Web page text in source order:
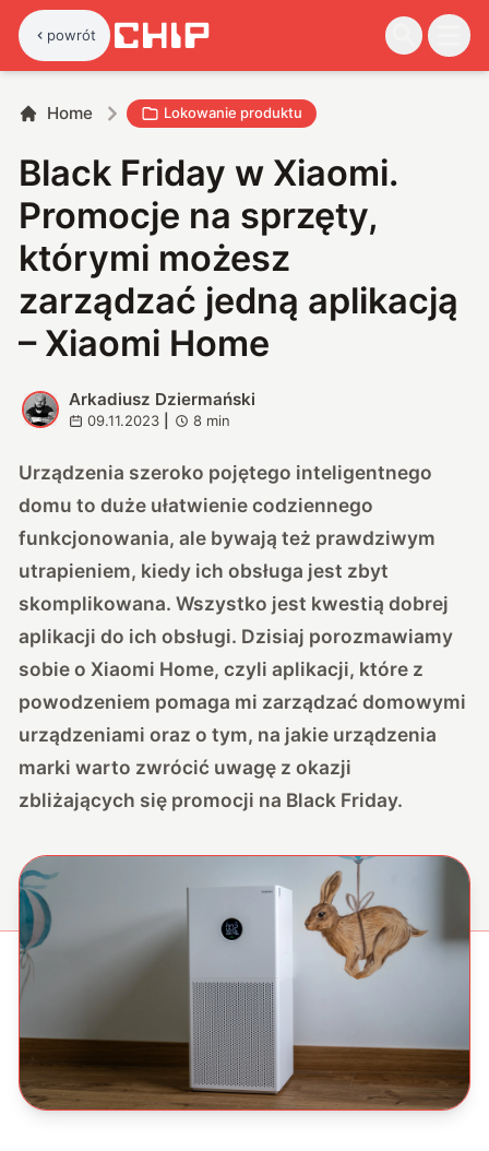
powrót
Home Lokowanie produktu
Black Friday w Xiaomi.
Promocje na sprzęty,
którymi możesz
zarządzać jedną aplikacją
– Xiaomi Home
A
Arkadiusz Dziermański
09.11.2023 8 min
Urządzenia szeroko pojętego inteligentnego
domu to duże ułatwienie codziennego
funkcjonowania, ale bywają też prawdziwym
utrapieniem, kiedy ich obsługa jest zbyt
skomplikowana. Wszystko jest kwestią dobrej
aplikacji do ich obsługi. Dzisiaj porozmawiamy
sobie o Xiaomi Home, czyli aplikacji, które z
powodzeniem pomaga mi zarządzać domowymi
urządzeniami oraz o tym, na jakie urządzenia
marki warto zwrócić uwagę z okazji
zbliżających się promocji na Black Friday.